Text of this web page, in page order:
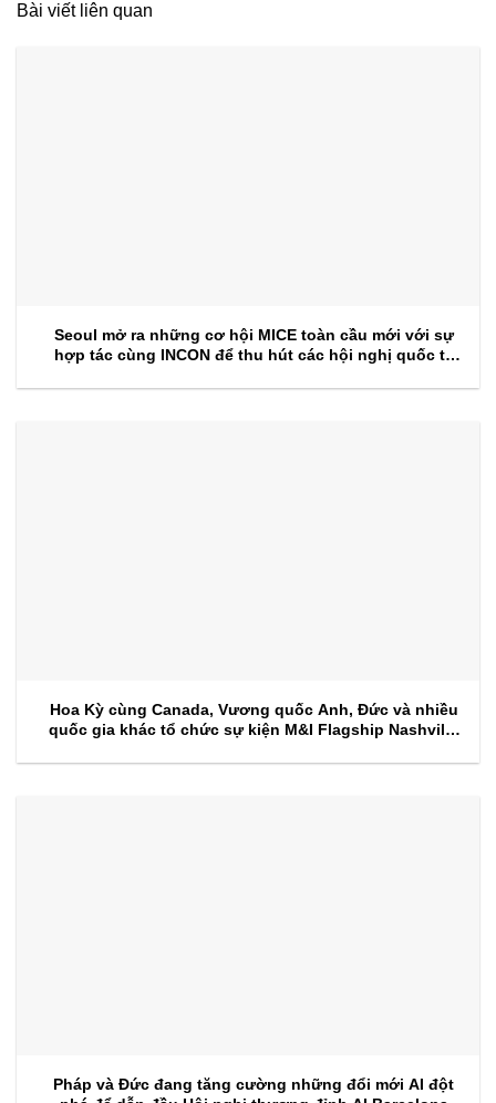
Bài viết liên quan
Seoul mở ra những cơ hội MICE toàn cầu mới với sự
hợp tác cùng INCON để thu hút các hội nghị quốc tế
Hoa Kỳ cùng Canada, Vương quốc Anh, Đức và nhiều
quốc gia khác tổ chức sự kiện M&I Flagship Nashville
Pháp và Đức đang tăng cường những đổi mới AI đột